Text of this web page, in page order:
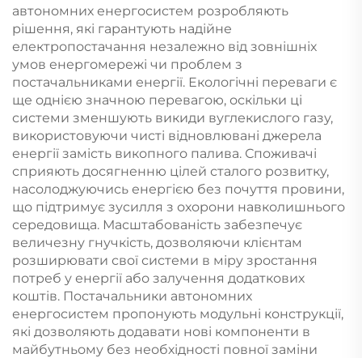
автономних енергосистем розробляють
рішення, які гарантують надійне
електропостачання незалежно від зовнішніх
умов енергомережі чи проблем з
постачальниками енергії. Екологічні переваги є
ще однією значною перевагою, оскільки ці
системи зменшують викиди вуглекислого газу,
використовуючи чисті відновлювані джерела
енергії замість викопного палива. Споживачі
сприяють досягненню цілей сталого розвитку,
насолоджуючись енергією без почуття провини,
що підтримує зусилля з охорони навколишнього
середовища. Масштабованість забезпечує
величезну гнучкість, дозволяючи клієнтам
розширювати свої системи в міру зростання
потреб у енергії або залучення додаткових
коштів. Постачальники автономних
енергосистем пропонують модульні конструкції,
які дозволяють додавати нові компоненти в
майбутньому без необхідності повної заміни